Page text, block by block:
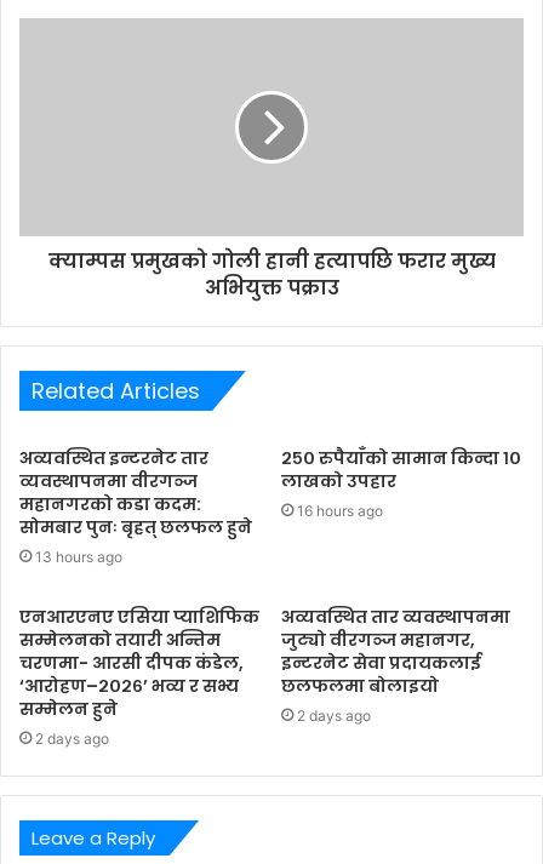
क्याम्पस प्रमुखको गोली हानी हत्यापछि फरार मुख्य
अभियुक्त पक्राउ
Related Articles
अव्यवस्थित इन्टरनेट तार
व्यवस्थापनमा वीरगञ्ज
महानगरको कडा कदम:
सोमबार पुनः बृहत् छलफल हुने
13 hours ago
२५० रुपैयाँको सामान किन्दा १०
लाखको उपहार
16 hours ago
एनआरएनए एसिया प्याशिफिक
सम्मेलनको तयारी अन्तिम
चरणमा- आरसी दीपक कंडेल,
‘आरोहण–२०२६’ भव्य र सभ्य
सम्मेलन हुने
2 days ago
अव्यवस्थित तार व्यवस्थापनमा
जुट्यो वीरगञ्ज महानगर,
इन्टरनेट सेवा प्रदायकलाई
छलफलमा बोलाइयो
2 days ago
Leave a Reply